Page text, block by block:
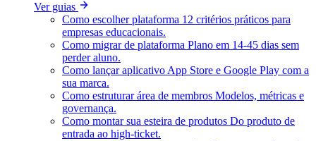
Ver guias
Como escolher plataforma 12 critérios práticos para
empresas educacionais.
Como migrar de plataforma Plano em 14-45 dias sem
perder aluno.
Como lançar aplicativo App Store e Google Play com a
sua marca.
Como estruturar área de membros Modelos, métricas e
governança.
Como montar sua esteira de produtos Do produto de
entrada ao high-ticket.